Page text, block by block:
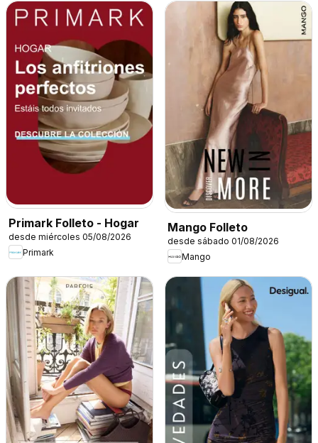
Primark Folleto - Hogar
desde miércoles 05/08/2026
Primark
Mango Folleto
desde sábado 01/08/2026
Mango